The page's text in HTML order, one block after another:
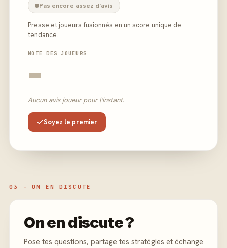
Pas encore assez d'avis
Presse et joueurs fusionnés en un score unique de
tendance.
NOTE DES JOUEURS
-
Aucun avis joueur pour l'instant.
Soyez le premier
03 - ON EN DISCUTE
On en discute ?
Pose tes questions, partage tes stratégies et échange